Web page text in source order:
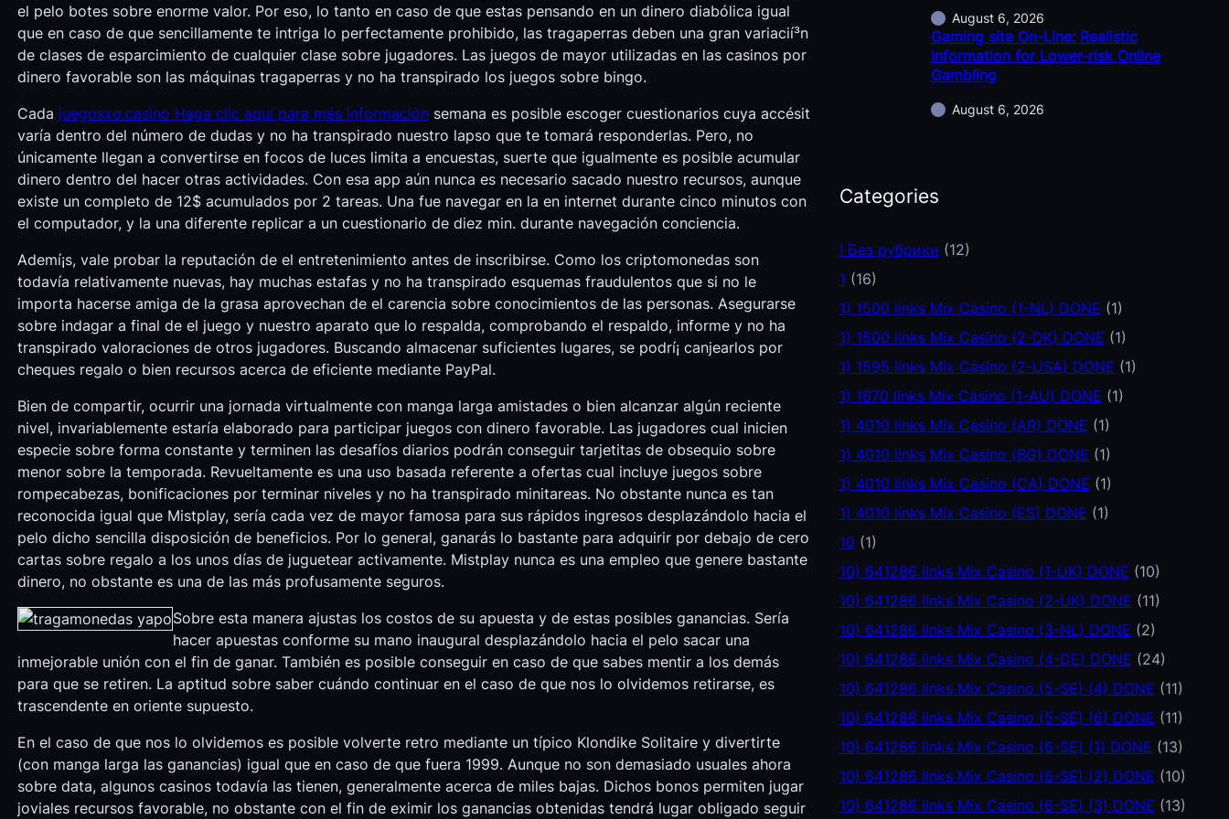
el pelo botes sobre enorme valor. Por eso, lo tanto en caso de que estas pensando en un dinero diabólica igual
que en caso de que sencillamente te intriga lo perfectamente prohibido, las tragaperras deben una gran variacií³n
de clases de esparcimiento de cualquier clase sobre jugadores. Las juegos de mayor utilizadas en las casinos por
dinero favorable son las máquinas tragaperras y no ha transpirado los juegos sobre bingo.
Cada juegosxo.casino Haga clic aquí para más informaciónsemana es posible escoger cuestionarios cuya accésit
varía dentro del número de dudas y no ha transpirado nuestro lapso que te tomará responderlas. Pero, no
únicamente llegan a convertirse en focos de luces limita a encuestas, suerte que igualmente es posible acumular
dinero dentro del hacer otras actividades. Con esa app aún nunca es necesario sacado nuestro recursos, aunque
existe un completo de 12$ acumulados por 2 tareas. Una fue navegar en la en internet durante cinco minutos con
el computador, y la una diferente replicar a un cuestionario de diez min. durante navegación conciencia.
Ademí¡s, vale probar la reputación de el entretenimiento antes de inscribirse. Como los criptomonedas son
todavía relativamente nuevas, hay muchas estafas y no ha transpirado esquemas fraudulentos que si no le
importa hacerse amiga de la grasa aprovechan de el carencia sobre conocimientos de las personas. Asegurarse
sobre indagar a final de el juego y nuestro aparato que lo respalda, comprobando el respaldo, informe y no ha
transpirado valoraciones de otros jugadores. Buscando almacenar suficientes lugares, se podrí¡ canjearlos por
cheques regalo o bien recursos acerca de eficiente mediante PayPal.
Bien de compartir, ocurrir una jornada virtualmente con manga larga amistades o bien alcanzar algún reciente
nivel, invariablemente estaría elaborado para participar juegos con dinero favorable. Las jugadores cual inicien
especie sobre forma constante y terminen las desafíos diarios podrán conseguir tarjetitas de obsequio sobre
menor sobre la temporada. Revueltamente es una uso basada referente a ofertas cual incluye juegos sobre
rompecabezas, bonificaciones por terminar niveles y no ha transpirado minitareas. No obstante nunca es tan
reconocida igual que Mistplay, serí­a cada vez de mayor famosa para sus rápidos ingresos desplazándolo hacia el
pelo dicho sencilla disposición de beneficios. Por lo general, ganarás lo bastante para adquirir por debajo de cero
cartas sobre regalo a los unos días de juguetear activamente. Mistplay nunca es una empleo que genere bastante
dinero, no obstante es una de las más profusamente seguros.
Sobre esta manera ajustas los costos de su apuesta y de estas posibles ganancias. Serí­a
hacer apuestas conforme su mano inaugural desplazándolo hacia el pelo sacar una
inmejorable unión con el fin de ganar. También es posible conseguir en caso de que sabes mentir a los demás
para que se retiren. La aptitud sobre saber cuándo continuar en el caso de que nos lo olvidemos retirarse, es
trascendente en oriente supuesto.
En el caso de que nos lo olvidemos es posible volverte retro mediante un típico Klondike Solitaire y divertirte
(con manga larga las ganancias) igual que en caso de que fuera 1999. Aunque no son demasiado usuales ahora
sobre data, algunos casinos todavía las tienen, generalmente acerca de miles bajas. Dichos bonos permiten jugar
joviales recursos favorable, no obstante con el fin de eximir los ganancias obtenidas tendrá lugar obligado seguir
August 6, 2026
Gaming site On-Line: Realistic
Information for Lower-risk Online
Gambling
August 6, 2026
Categories
! Без рубрики (12)
1 (16)
1) 1500 links Mix Casino (1-NL) DONE (1)
1) 1500 links Mix Casino (2-DK) DONE (1)
1) 1595 links Mix Casino (2-USA) DONE (1)
1) 1670 links Mix Casino (1-AU) DONE (1)
1) 4010 links Mix Casino (AR) DONE (1)
1) 4010 links Mix Casino (BG) DONE (1)
1) 4010 links Mix Casino (CA) DONE (1)
1) 4010 links Mix Casino (ES) DONE (1)
10 (1)
10) 641286 links Mix Casino (1-UK) DONE (10)
10) 641286 links Mix Casino (2-UK) DONE (11)
10) 641286 links Mix Casino (3-NL) DONE (2)
10) 641286 links Mix Casino (4-DE) DONE (24)
10) 641286 links Mix Casino (5-SE) (4) DONE (11)
10) 641286 links Mix Casino (5-SE) (6) DONE (11)
10) 641286 links Mix Casino (6-SE) (1) DONE (13)
10) 641286 links Mix Casino (6-SE) (2) DONE (10)
10) 641286 links Mix Casino (6-SE) (3) DONE (13)